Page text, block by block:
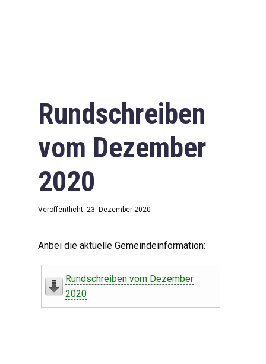
Rundschreiben
vom Dezember
2020
Veröffentlicht: 23. Dezember 2020
Anbei die aktuelle Gemeindeinformation:
Rundschreiben vom Dezember
2020